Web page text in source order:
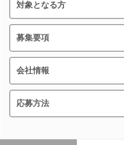
対象となる方
募集要項
会社情報
応募方法